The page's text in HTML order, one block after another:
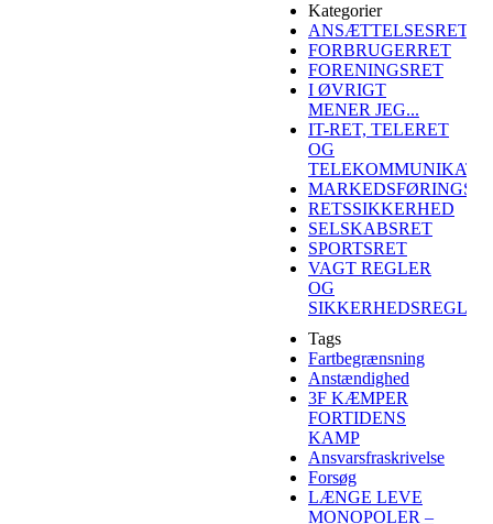
Kategorier
ANSÆTTELSESRET
FORBRUGERRET
FORENINGSRET
I ØVRIGT
MENER JEG...
IT-RET, TELERET
OG
RETSSIKKERHED
SELSKABSRET
SPORTSRET
VAGT REGLER
OG
SIKKERHEDSREGLER
Tags
Fartbegrænsning
Anstændighed
3F KÆMPER
FORTIDENS
KAMP
Ansvarsfraskrivelse
Forsøg
LÆNGE LEVE
MONOPOLER –